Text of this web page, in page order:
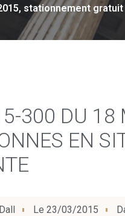
stationnement
300 DU 18
EN
Le 23/03/2015